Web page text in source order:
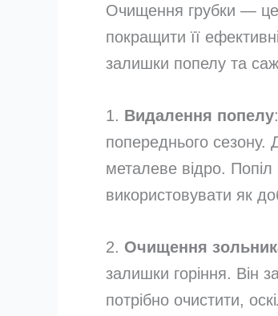
Очищення грубки — це
покращити її
залишки попелу та
1. Видалення попелу
попереднього сезону.
металеве відро.
використовувати як
2. Очищення
залишки горіння. Він
потрібно очистити,